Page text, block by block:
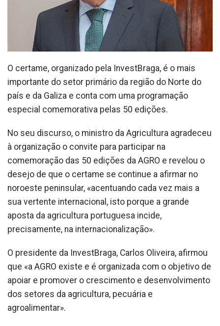
O certame, organizado pela InvestBraga, é o mais
importante do setor primário da região do Norte do
país e da Galiza e conta com uma programação
especial comemorativa pelas 50 edições.
No seu discurso, o ministro da Agricultura agradeceu
à organização o convite para participar na
comemoração das 50 edições da AGRO e revelou o
desejo de que o certame se continue a afirmar no
noroeste peninsular, «acentuando cada vez mais a
sua vertente internacional, isto porque a grande
aposta da agricultura portuguesa incide,
precisamente, na internacionalização».
O presidente da InvestBraga, Carlos Oliveira, afirmou
que «a AGRO existe e é organizada com o objetivo de
apoiar e promover o crescimento e desenvolvimento
dos setores da agricultura, pecuária e
agroalimentar».